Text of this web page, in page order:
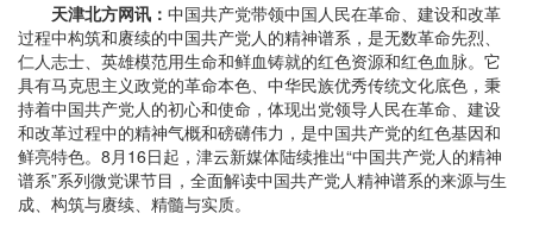
天津北方网讯： 中国共产党带领中国人民在革命、建设和改革
过程中构筑和赓续的中国共产党人的精神谱系，是无数革命先烈、
仁人志士、英雄模范用生命和鲜血铸就的红色资源和红色血脉。它
具有马克思主义政党的革命本色、中华民族优秀传统文化底色，秉
持着中国共产党人的初心和使命，体现出党领导人民在革命、建设
和改革过程中的精神气概和磅礴伟力，是中国共产党的红色基因和
鲜亮特色。8月16日起，津云新媒体陆续推出“中国共产党人的精神
谱系”系列微党课节目，全面解读中国共产党人精神谱系的来源与生
成、构筑与赓续、精髓与实质。